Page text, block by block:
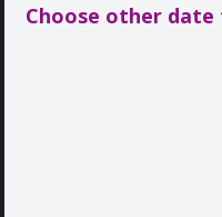
Choose other